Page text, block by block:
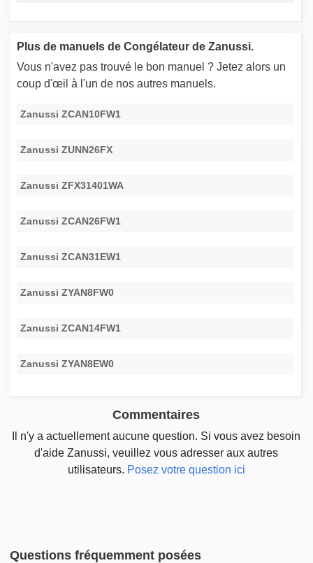
Plus de manuels de Congélateur de Zanussi.
Vous n'avez pas trouvé le bon manuel ? Jetez alors un
coup d'œil à l'un de nos autres manuels.
Zanussi ZCAN10FW1
Zanussi ZUNN26FX
Zanussi ZFX31401WA
Zanussi ZCAN26FW1
Zanussi ZCAN31EW1
Zanussi ZYAN8FW0
Zanussi ZCAN14FW1
Zanussi ZYAN8EW0
Commentaires
Il n'y a actuellement aucune question. Si vous avez besoin
d'aide Zanussi, veuillez vous adresser aux autres
utilisateurs. Posez votre question ici
Questions fréquemment posées